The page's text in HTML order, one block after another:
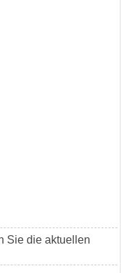
Sie die aktuellen